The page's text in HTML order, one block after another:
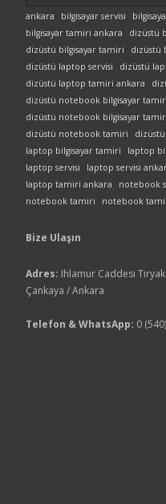
ankara bilgisayar servisi
bilgisayar tamiri ankara
dizüstü
dizüstü bilgisayar tamiri
dizüstü
dizüstü laptop servisi
dizüstü
dizüstü laptop tamiri ankara
dizüstü notebook bilgisayar
dizüstü notebook bilgisayar
dizüstü notebook tamiri
laptop bilgisayar tamiri
laptop
laptop servisi
laptop servisi
laptop tamiri ankara
notebook
notebook tamiri
notebook
Bize Ulaşın
Adres: Ihlamur Caddesi
Çankaya / Ankara
Telefon & WhatsApp: 0